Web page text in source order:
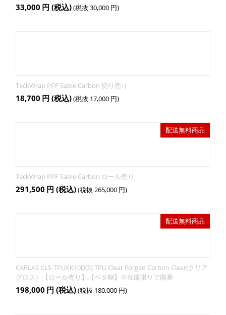
33,000 円 (税込)(税抜 30,000 円)
TeckWrap PPF Sable Carbon 切り売り
18,700 円 (税込)(税抜 17,000 円)
配送無料商品
TeckWrap PPF Sable Carbon ロール売り
291,500 円 (税込)(税抜 265,000 円)
配送無料商品
CARLAS CLS-TPUXK10D(S) TPU Clear Forged Carbon Clear(クリア
グロス）【ロール売り】【ベタ糊】※在庫限りで廃番
198,000 円 (税込)(税抜 180,000 円)